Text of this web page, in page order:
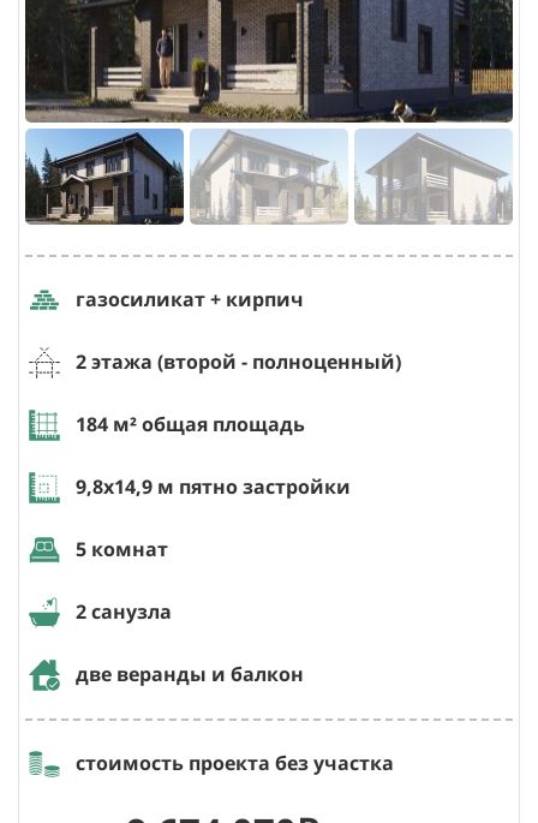
газосиликат + кирпич
2 этажа (второй - полноценный)
184 м² общая площадь
9,8х14,9 м пятно застройки
5 комнат
2 санузла
две веранды и балкон
стоимость проекта без участка